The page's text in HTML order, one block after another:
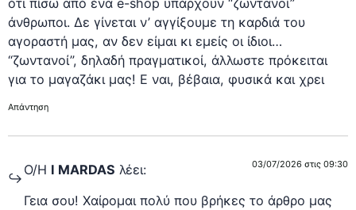
ότι πίσω από ένα e-shop υπάρχουν “ζωντανοί”
άνθρωποι. Δε γίνεται ν’ αγγίξουμε τη καρδιά του
αγοραστή μας, αν δεν είμαι κι εμείς οι ίδιοι…
“ζωντανοί”, δηλαδή πραγματικοί, άλλωστε πρόκειται
για το μαγαζάκι μας! Ε ναι, βέβαια, φυσικά και χρει
Απάντηση
Ο/Η I MARDAS λέει: 03/07/2026 στις 09:30
Γεια σου! Χαίρομαι πολύ που βρήκες το άρθρο μας